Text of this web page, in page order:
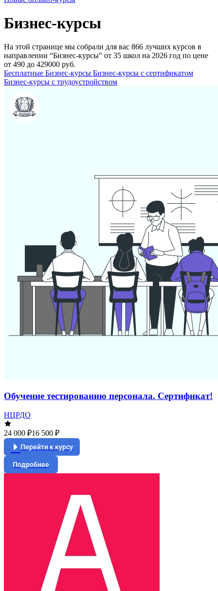
Бизнес-курсы
На этой странице мы собрали для вас 866 лучших курсов в
направлении “Бизнес-курсы” от 35 школ на 2026 год по цене
от 490 до 429000 руб.
Бесплатные Бизнес-курсы Бизнес-курсы с сертификатом
Бизнес-курсы с трудоустройством
Обучение тестированию персонала. Сертификат!
НЦРДО
24 000 ₽16 500 ₽
Перейти к курсу
Подробнее